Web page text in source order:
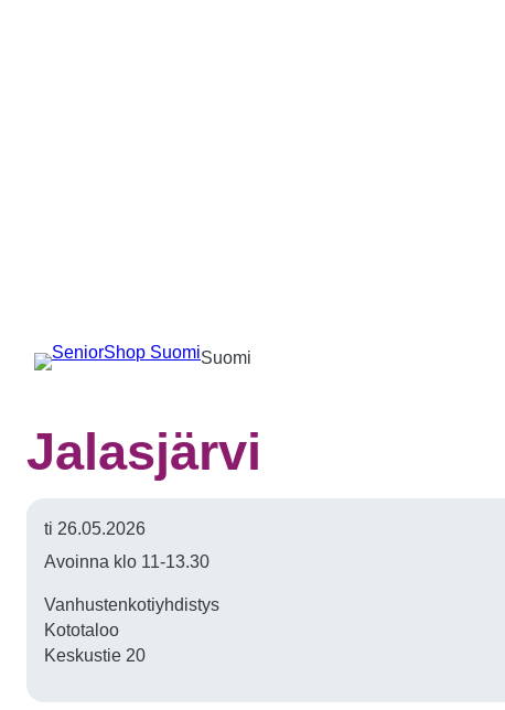
Suomi
Jalasjärvi
ti 26.05.2026
Avoinna klo 11-13.30
Vanhustenkotiyhdistys
Kototaloo
Keskustie 20